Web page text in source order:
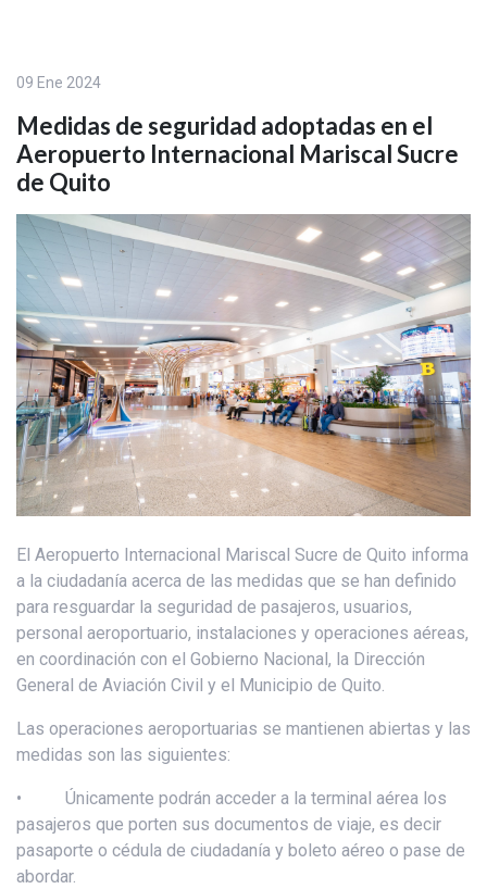
09 Ene 2024
Medidas de seguridad adoptadas en el
Aeropuerto Internacional Mariscal Sucre
de Quito
El Aeropuerto Internacional Mariscal Sucre de Quito informa
a la ciudadanía acerca de las medidas que se han definido
para resguardar la seguridad de pasajeros, usuarios,
personal aeroportuario, instalaciones y operaciones aéreas,
en coordinación con el Gobierno Nacional, la Dirección
General de Aviación Civil y el Municipio de Quito.
Las operaciones aeroportuarias se mantienen abiertas y las
medidas son las siguientes:
• Únicamente podrán acceder a la terminal aérea los
pasajeros que porten sus documentos de viaje, es decir
pasaporte o cédula de ciudadanía y boleto aéreo o pase de
abordar.